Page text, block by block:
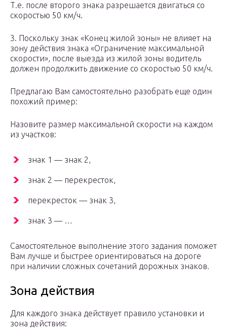
Т.е. после второго знака разрешается двигаться со
скоростью 50 км/ч.
3. Поскольку знак «Конец жилой зоны» не влияет на
зону действия знака «Ограничение максимальной
скорости», после выезда из жилой зоны водитель
должен продолжить движение со скоростью 50 км/ч.
Предлагаю Вам самостоятельно разобрать еще один
похожий пример:
Назовите размер максимальной скорости на каждом
из участков:
знак 1 — знак 2,
знак 2 — перекресток,
перекресток — знак 3,
знак 3 — …
Самостоятельное выполнение этого задания поможет
Вам лучше и быстрее ориентироваться на дороге
при наличии сложных сочетаний дорожных знаков.
Зона действия
Для каждого знака действует правило установки и
зона действия: